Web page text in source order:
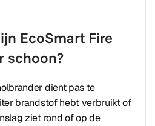
EcoSmart Fire
schoon?
dient pas te
brandstof hebt verbruikt of
ziet rond of op de